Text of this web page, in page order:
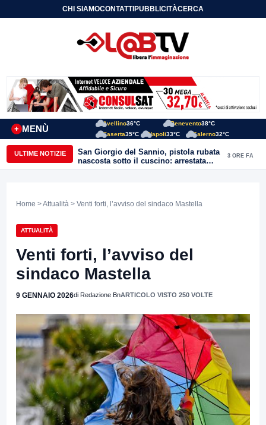
CHI SIAMOCONTATTIPUBBLICITÀCERCA
MENÙ
+
Avellino36°C Benevento38°C
Caserta35°C Napoli33°C Salerno32°C
ULTIME NOTIZIE
San Giorgio del Sannio, pistola rubata
nascosta sotto il cuscino: arrestata
51enne
3 ORE FA
Home >Attualità > Venti forti, l’avviso del sindaco Mastella
ATTUALITÀ
Venti forti, l’avviso del
sindaco Mastella
9 GENNAIO 2026di Redazione BnARTICOLO VISTO 250 VOLTE